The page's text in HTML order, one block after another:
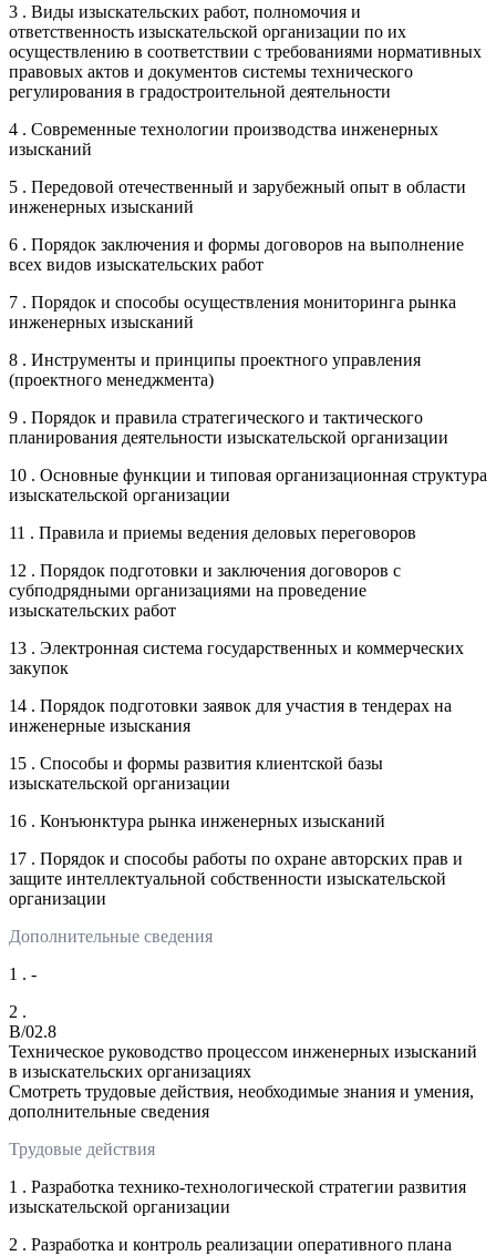
3 . Виды изыскательских работ, полномочия и
ответственность изыскательской организации по их
осуществлению в соответствии с требованиями нормативных
правовых актов и документов системы технического
регулирования в градостроительной деятельности
4 . Современные технологии производства инженерных
изысканий
5 . Передовой отечественный и зарубежный опыт в области
инженерных изысканий
6 . Порядок заключения и формы договоров на выполнение
всех видов изыскательских работ
7 . Порядок и способы осуществления мониторинга рынка
инженерных изысканий
8 . Инструменты и принципы проектного управления
(проектного менеджмента)
9 . Порядок и правила стратегического и тактического
планирования деятельности изыскательской организации
10 . Основные функции и типовая организационная структура
изыскательской организации
11 . Правила и приемы ведения деловых переговоров
12 . Порядок подготовки и заключения договоров с
субподрядными организациями на проведение
изыскательских работ
13 . Электронная система государственных и коммерческих
закупок
14 . Порядок подготовки заявок для участия в тендерах на
инженерные изыскания
15 . Способы и формы развития клиентской базы
изыскательской организации
16 . Конъюнктура рынка инженерных изысканий
17 . Порядок и способы работы по охране авторских прав и
защите интеллектуальной собственности изыскательской
организации
Дополнительные сведения
1 . -
2 .
B/02.8
Техническое руководство процессом инженерных изысканий
в изыскательских организациях
Смотреть трудовые действия, необходимые знания и умения,
дополнительные сведения
Трудовые действия
1 . Разработка технико-технологической стратегии развития
изыскательской организации
2 . Разработка и контроль реализации оперативного плана